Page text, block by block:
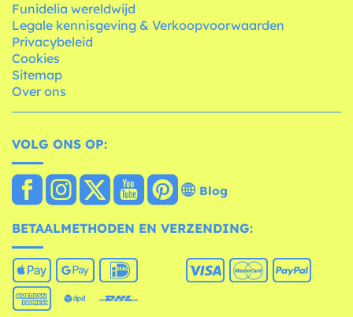
Funidelia wereldwijd
Legale kennisgeving & Verkoopvoorwaarden
Privacybeleid
Cookies
Sitemap
Over ons
VOLG ONS OP:
Blog
BETAALMETHODEN EN VERZENDING: